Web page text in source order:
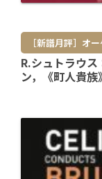
［新譜月評］オ
R.シュトラウ
ン，《町人貴族